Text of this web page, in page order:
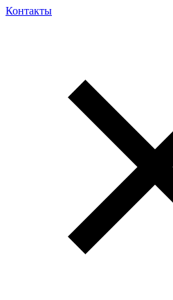
Контакты